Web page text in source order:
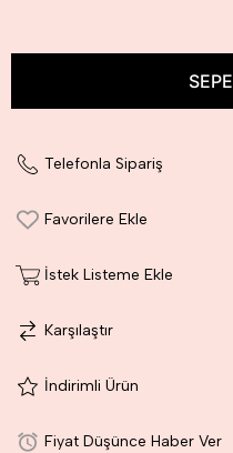
Telefonla Sipariş
Favorilere Ekle
İstek Listeme Ekle
Karşılaştır
İndirimli Ürün
Fiyat Düşünce Haber Ver